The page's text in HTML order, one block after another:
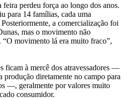
perdeu força ao longo dos anos.
para 14 famílias, cada uma
a comercialização foi
mas o movimento não
“O movimento lá era muito fraco”,
ficam à mercê dos atravessadores —
produção diretamente no campo para
—, geralmente por valores muito
consumidor.